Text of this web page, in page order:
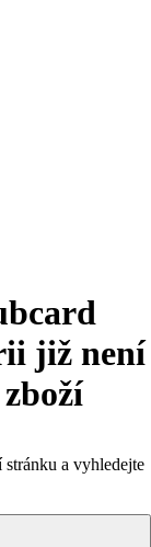
již není
a vyhledejte